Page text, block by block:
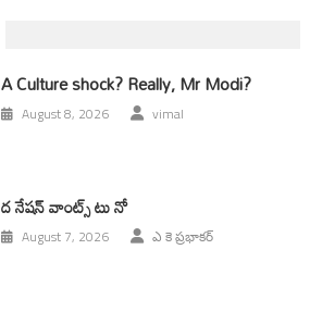
A Culture shock? Really, Mr Modi?
August 8, 2026 vimal
ద నేషన్ వాంట్స్ టు నో
August 7, 2026 ఎ కె ప్రభాకర్